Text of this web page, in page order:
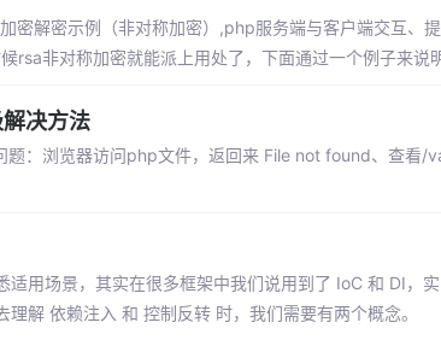
密解密示例（非对称加密）,php服务端与客户端交互、
rsa非对称加密就能派上用处了，下面通过一个例子来说
决方法
题：浏览器访问php文件，返回来 File not found、查
用场景，其实在很多框架中我们说用到了 IoC 和 DI，
解 依赖注入 和 控制反转 时，我们需要有两个概念。